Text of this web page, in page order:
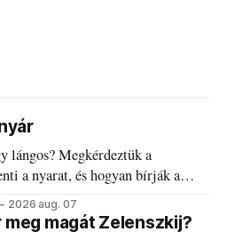
lángos? Megkérdeztük a
a nyarat, és hogyan bírják a
2026 aug. 07
meg magát Zelenszkij?